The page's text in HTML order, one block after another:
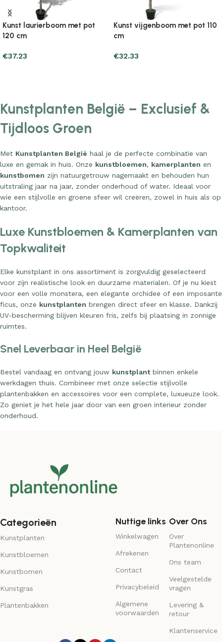
Kunst laurierboom met pot
120 cm
€37.23
Kunst vijgenboom met pot 110
cm
€32.33
Kunstplanten België – Exclusief &
Tijdloos Groen
Met Kunstplanten België haal je de perfecte combinatie van
luxe en gemak in huis. Onze kunstbloemen, kamerplanten en
kunstbomen zijn natuurgetrouw nagemaakt en behouden hun
uitstraling jaar na jaar, zonder onderhoud of water. Ideaal voor
wie een stijlvolle en groene sfeer wil creëren, zowel in huis als op
kantoor.
Luxe Kunstbloemen & Kamerplanten van
Topkwaliteit
Elke kunstplant in ons assortiment is zorgvuldig geselecteerd
voor zijn realistische look en duurzame materialen. Of je nu kiest
voor een volle monstera, een elegante orchidee of een imposante
ficus, onze kunstplanten brengen direct sfeer en klasse. Dankzij
UV-bescherming blijven kleuren fris, zelfs bij plaatsing in zonnige
ruimtes.
Snel Leverbaar in Heel België
Bestel vandaag en ontvang jouw kunstplantbinnen enkele
werkdagen thuis. Combineer met onze selectie stijlvolle
plantenbakken en accessoires voor een complete, luxueuze look.
Zo geniet je het hele jaar door van een groen interieur zonder
onderhoud.
Categorieën
Kunstplanten
Kunstbloemen
Kunstbomen
Kunstgras
Plantenbakken
Nuttige links
Winkelwagen
Afrekenen
Contact
Privacybeleid
Algemene
voorwaarden
Over Ons
Over
Plantenonline
Ons team
Veelgestelde
vragen
Levering &
retour
Klantenservice